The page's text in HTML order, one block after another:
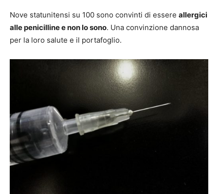
Nove statunitensi su 100 sono convinti di essere allergici
alle penicilline e non lo sono. Una convinzione dannosa
per la loro salute e il portafoglio.